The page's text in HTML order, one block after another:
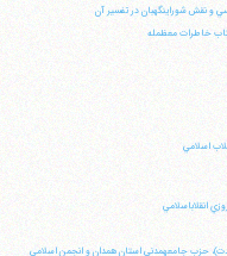
و نقش شوراينگهبان در تفسير آن
خاطرات معظمله
اسلامي
انقلاباسلامي
حزب جامعهمدني استان همدان و انجمن اسلامي